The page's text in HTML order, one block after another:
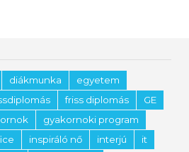
diákmunka
egyetem
friss diplomás
GE
gyakornoki program
inspiráló nő interjú
it